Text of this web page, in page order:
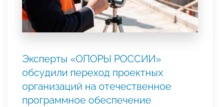
Эксперты «ОПОРЫ РОССИИ»
обсудили переход проектных
организаций на отечественное
программное обеспечение